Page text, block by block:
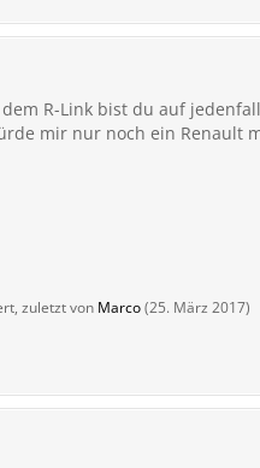
R-Link bist du auf
mir nur noch ein Renault
zuletzt von Marco(25. März 2017)